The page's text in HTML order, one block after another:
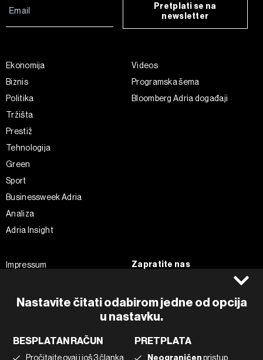
Nastavite čitati odabirom jedne od opcija
u nastavku.
BESPLATAN RAČUN
Pročitajte ovaj i još 3 članka
PRETPLATA
Neograničenpristup
Pretplati se na
newsletter
Ekonomija
Biznis
Politika
Tržišta
Prestiž
Tehnologija
Green
Sport
Businessweek Adria
Analiza
Adria Insight
Videos
Programska šema
Bloomberg Adria događaji
Impressum
Pravila privatnosti
Korištenje umjetne inteligencije
Zapratite nas
Instagram
Twitter
Tiktok